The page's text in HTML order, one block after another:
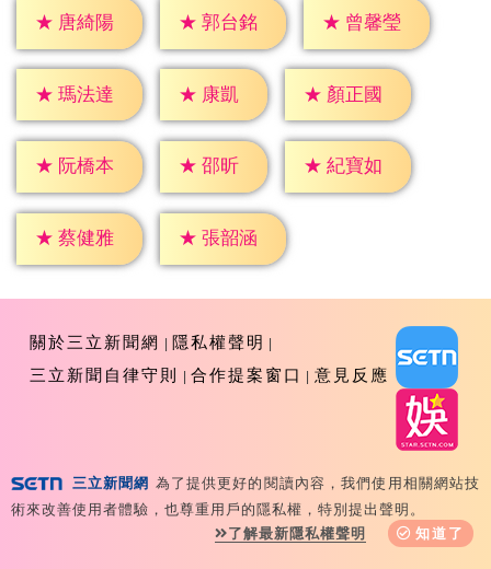
★ 唐綺陽 ★ 郭台銘 ★ 曾馨瑩
★ 瑪法達 ★ 康凱 ★ 顏正國
★ 阮橋本 ★ 邵昕 ★ 紀寶如
★ 蔡健雅 ★ 張韶涵
關於三立新聞網
隱私權聲明
三立新聞自律守則
合作提案窗口 意見反應
Reserved 版權所有 盜用必究 台北市內湖區舊宗路一段159
號 02-8792-8888
三立新聞網 為了提供更好的閱讀內容，我們使用相關網站技
術來改善使用者體驗，也尊重用戶的隱私權，特別提出聲明。
了解最新隱私權聲明
知道了